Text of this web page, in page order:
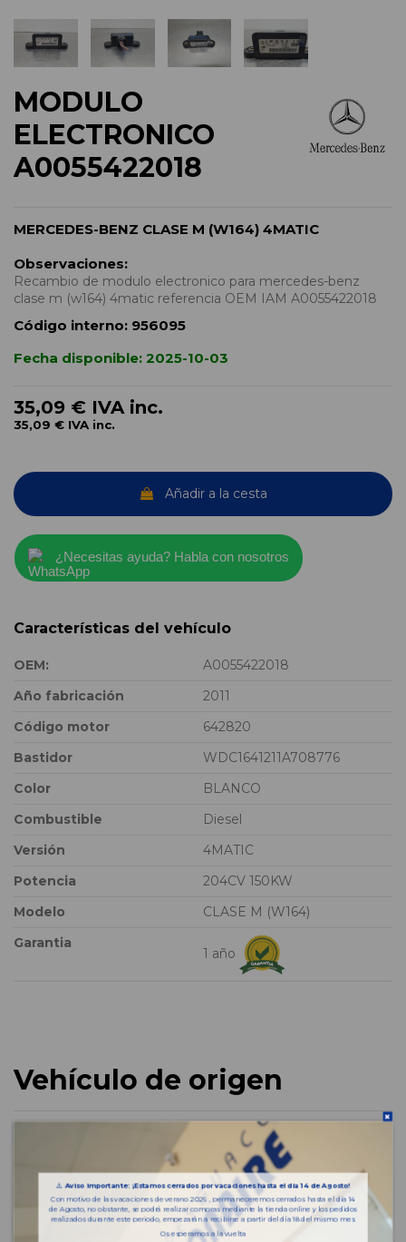
MODULO
ELECTRONICO
A0055422018
MERCEDES-BENZ CLASE M (W164) 4MATIC
Observaciones:
Recambio de modulo electronico para mercedes-benz
clase m (w164) 4matic referencia OEM IAM A0055422018
Código interno: 956095
Fecha disponible: 2025-10-03
35,09 € IVA inc.
35,09 € IVA inc.
Añadir a la cesta
¿Necesitas ayuda? Habla con nosotros
Características del vehículo
OEM:
A0055422018
Año fabricación
2011
Código motor
642820
Bastidor
WDC1641211A708776
Color
BLANCO
Combustible
Diesel
Versión
4MATIC
Potencia
204CV 150KW
Modelo
CLASE M (W164)
Garantia
1 año
Vehículo de origen
⚠️ Aviso importante: ¡Estamos cerrados por vacaciones hasta el día 14 de Agosto!
Con motivo de las vacaciones de verano 2026 , permaneceremos cerrados hasta el día 14
de Agosto, no obstante, se podrá realizar compras mediante la tienda online y los pedidos
realizados durante este periodo, empezarán a recibirse a partir del día 18 del mismo mes.
Os esperamos a la vuelta